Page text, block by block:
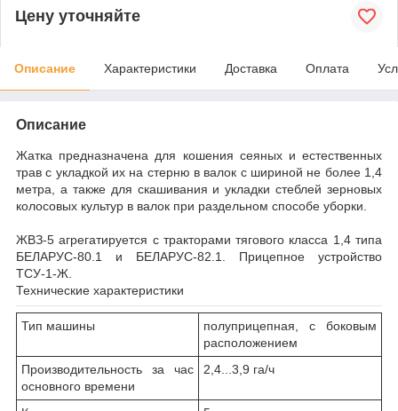
Цену уточняйте
Описание Характеристики Доставка Оплата
Описание
Жатка предназначена для кошения сеяных и естественных
трав с укладкой их на стерню в валок с шириной не более 1,4
метра, а также для скашивания и укладки стеблей зерновых
колосовых культур в валок при раздельном способе уборки.
ЖВЗ-5 агрегатируется с тракторами тягового класса 1,4 типа
БЕЛАРУС-80.1 и БЕЛАРУС-82.1. Прицепное устройство
ТСУ-1-Ж.
Технические характеристики
Тип машины
полуприцепная, с боковым
расположением
Производительность за час
основного времени
2,4...3,9 га/ч